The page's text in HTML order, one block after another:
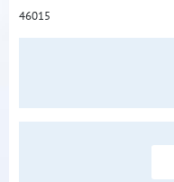
46015